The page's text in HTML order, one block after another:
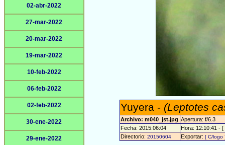
02-abr-2022
27-mar-2022
20-mar-2022
19-mar-2022
10-feb-2022
06-feb-2022
02-feb-2022
30-ene-2022
29-ene-2022
Yuyera - (Leptotes
Archivo: m040_jst.jpg Apertura: f/6.3
Fecha: 2015:06:04
Hora: 12:10:41 -
Directorio:20150604 Exportar:[ C/logo